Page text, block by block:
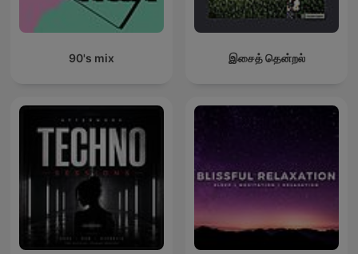
90's mix இசைத் தென்றல்